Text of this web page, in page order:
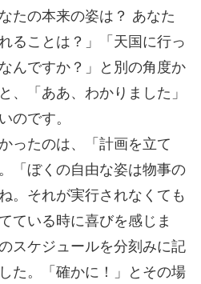
たの本来の姿は？ あなた
ることは？」「天国に行っ
んですか？」と別の角度か
、「ああ、わかりました」
のです。
ったのは、「計画を立て
「ぼくの自由な姿は物事の
。それが実行されなくても
ている時に喜びを感じま
スケジュールを分刻みに記
た。「確かに！」とその場